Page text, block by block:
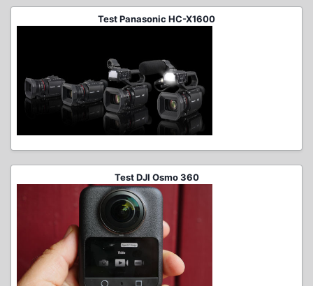
Test Panasonic HC-X1600
Test DJI Osmo 360